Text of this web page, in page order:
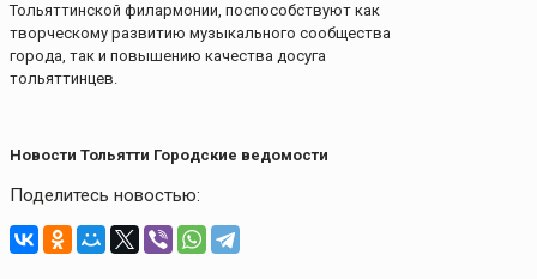
Тольяттинской филармонии, поспособствуют как
творческому развитию музыкального сообщества
города, так и повышению качества досуга
тольяттинцев.
Новости Тольятти Городские ведомости
Поделитесь новостью: